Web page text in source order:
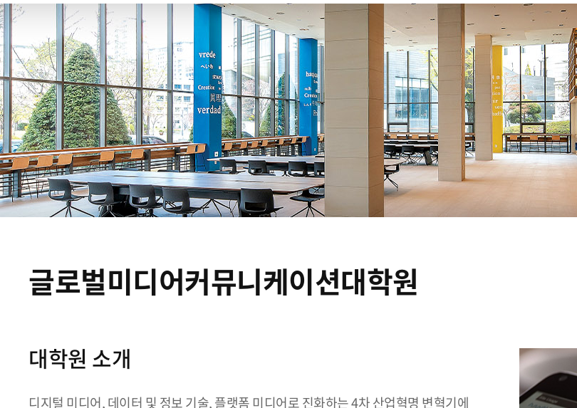
글로벌미디어커뮤니케이션대학원
대학원 소개
디지털 미디어, 데이터 및 정보 기술, 플랫폼 미디어로 진화하는 4차 산업혁명 변혁기에